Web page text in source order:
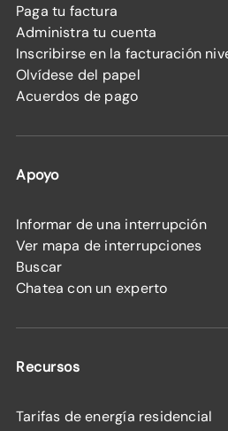
Paga tu factura
Administra tu cuenta
Inscribirse en la facturación
Olvídese del papel
Acuerdos de pago
Apoyo
Informar de una interrupción
Ver mapa de interrupciones
Buscar
Chatea con un experto
Recursos
Tarifas de energía residencial